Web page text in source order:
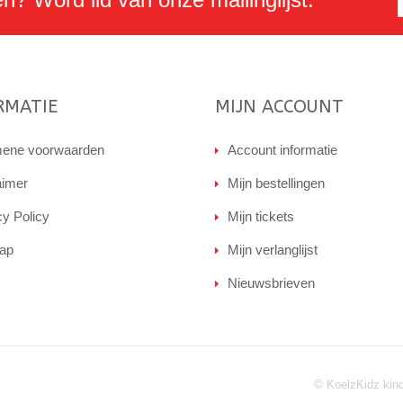
voorwaarden
Policy
MIJN ACCOUNT
Account informatie
Mijn bestellingen
Mijn tickets
Mijn verlanglijst
Nieuwsbrieven
© KoelzKidz